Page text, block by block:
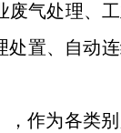
气处理、工
处置、自动
作为各类